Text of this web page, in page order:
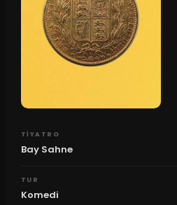
TIYATRO
Bay Sahne
TUR
Komedi